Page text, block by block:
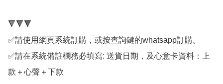
🔻🔻🔻
✅請使用網頁系統訂購，或按查詢鍵的whatsapp訂購。
✅請在系統備註欄務必填寫: 送貨日期，及心意卡資料：上
款＋心聲＋下款